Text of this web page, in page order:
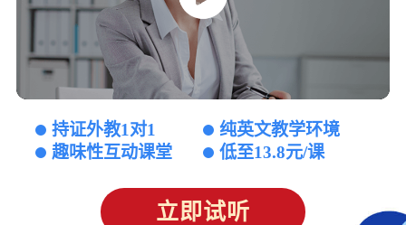
持证外教1对1
纯英文教学环境
趣味性互动课堂
低至13.8元/课
立即试听